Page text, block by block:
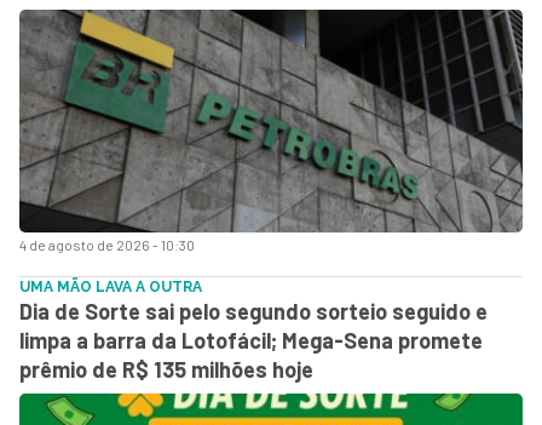
4 de agosto de 2026 - 10:30
UMA MÃO LAVA A OUTRA
Dia de Sorte sai pelo segundo sorteio seguido e
limpa a barra da Lotofácil; Mega-Sena promete
prêmio de R$ 135 milhões hoje